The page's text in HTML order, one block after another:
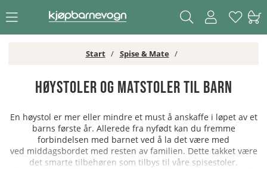
Start Spise & Mate
Høystoler og matstoler til barn
En høystol er mer eller mindre et must å anskaffe i løpet av et
barns første år. Allerede fra nyfødt kan du fremme
forbindelsen med barnet ved å la det være med
ved middagsbordet med resten av familien. Dette takket være
det smarte tilbehøren som tilbys til våre spisestoler.